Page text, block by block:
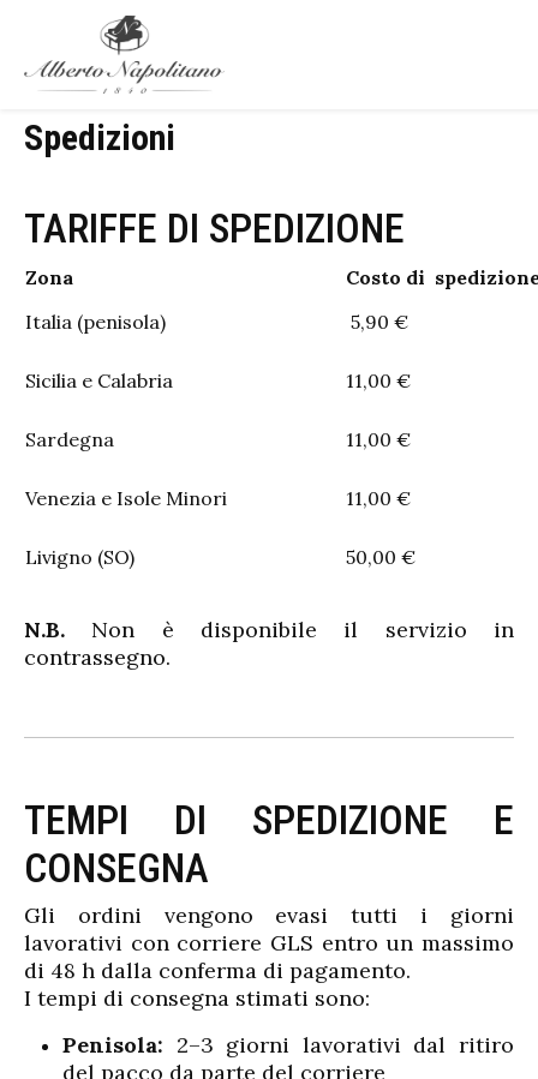
Spedizioni
TARIFFE DI SPEDIZIONE
Zona
Costo di
Italia (penisola)
5,90 €
Sicilia e Calabria 11,00 €
Sardegna 11,00 €
Venezia e Isole Minori 11,00 €
Livigno (SO) 50,00 €
N.B. Non è disponibile il servizio in
contrassegno.
TEMPI DI SPEDIZIONE E
CONSEGNA
Gli ordini vengono evasi tutti i giorni
lavorativi con corriere GLS entro un massimo
di 48 h dalla conferma di pagamento.
I tempi di consegna stimati sono:
Penisola: 2–3 giorni lavorativi dal ritiro
del pacco da parte del corriere